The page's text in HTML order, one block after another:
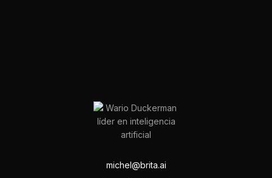
michel@brita.ai